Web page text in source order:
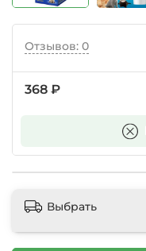
Отзывов: 0
368 ₽
Выбрать